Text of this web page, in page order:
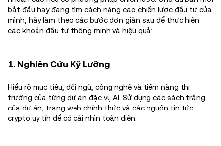
bắt đầu hay đang tìm cách nâng cao chiến lược đầu tư của
mình, hãy làm theo các bước đơn giản sau để thực hiện
các khoản đầu tư thông minh và hiệu quả:
1. Nghiên Cứu Kỹ Lưỡng
Hiểu rõ mục tiêu, đội ngũ, công nghệ và tiềm năng thị
trường của từng dự án đặc vụ AI. Sử dụng các sách trắng
của dự án, trang web chính thức và các nguồn tin tức
crypto uy tín để có cái nhìn toàn diện.